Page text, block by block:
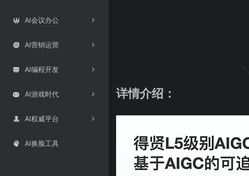
 AI会议办公
 AI营销运营
 AI编程开发
 AI游戏时代
 AI权威平台
 AI换脸工具
详情介绍：